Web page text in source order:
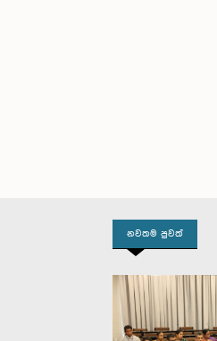
නවතම පුවත්